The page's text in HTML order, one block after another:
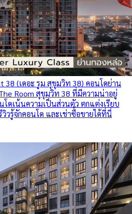
38 (เดอะ รูม สุขุมวิท 38) คอนโดย่าน
Room สุขุมวิท 38 ที่มีความน่าอยู่
ดเน้นความเป็นส่วนตัว ตกแต่งเรียบ
วรู้จักคอนโด และเช่าซื้อขายได้ที่นี่